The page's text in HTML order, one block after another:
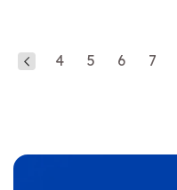
4 5 6 7